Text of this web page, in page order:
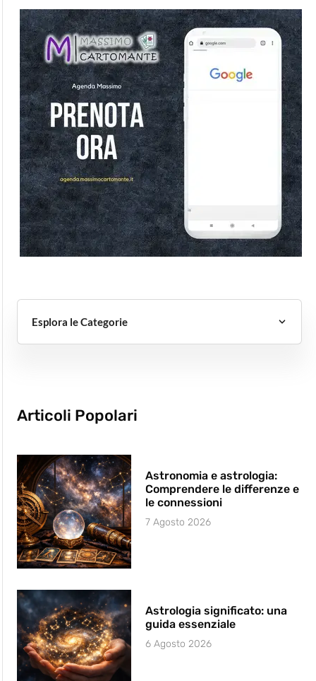
Esplora le Categorie
Articoli Popolari
Astronomia e astrologia:
Comprendere le differenze e
le connessioni
7 Agosto 2026
Astrologia significato: una
guida essenziale
6 Agosto 2026